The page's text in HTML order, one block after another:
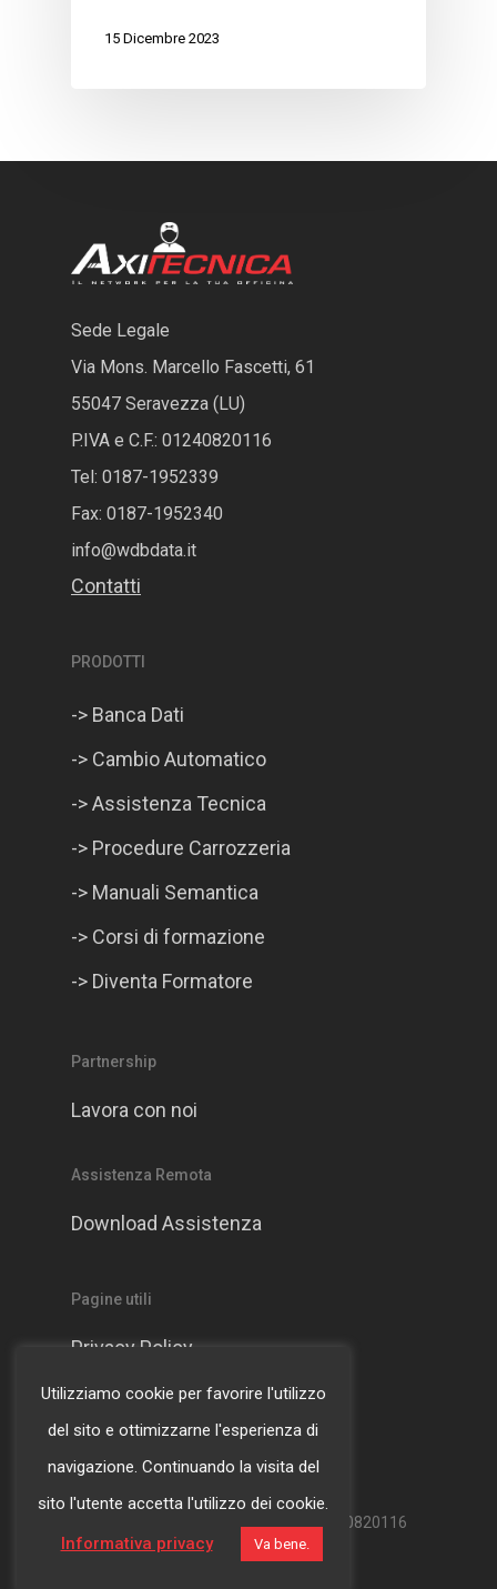
15 Dicembre 2023
Sede Legale
Via Mons. Marcello Fascetti, 61
55047 Seravezza (LU)
P.IVA e C.F.: 01240820116
Tel: 0187-1952339
Fax: 0187-1952340
info@wdbdata.it
Contatti
PRODOTTI
-> Banca Dati
-> Cambio Automatico
-> Assistenza Tecnica
-> Procedure Carrozzeria
-> Manuali Semantica
-> Corsi di formazione
-> Diventa Formatore
Partnership
Lavora con noi
Assistenza Remota
Download Assistenza
Pagine utili
Privacy Policy
Cookie Policy
© Copyright WDB S.r.l.- Partita IVA 01240820116
Utilizziamo cookie per favorire l'utilizzo
del sito e ottimizzarne l'esperienza di
navigazione. Continuando la visita del
sito l'utente accetta l'utilizzo dei cookie.
Informativa privacy
Va bene.